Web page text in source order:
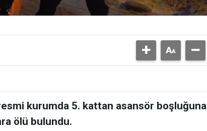
kurumda 5. kattan asansör boşluğuna
ölü bulundu.